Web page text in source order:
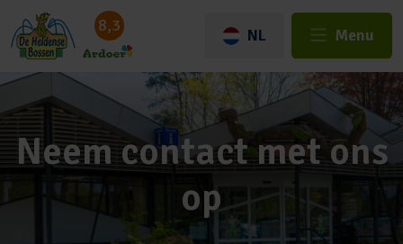
8,3
NL Menu
Neem contact met ons
op